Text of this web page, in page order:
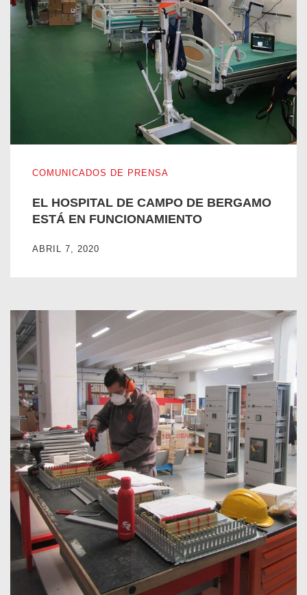
COMUNICADOS DE PRENSA
EL HOSPITAL DE CAMPO DE BERGAMO
ESTÁ EN FUNCIONAMIENTO
ABRIL 7, 2020